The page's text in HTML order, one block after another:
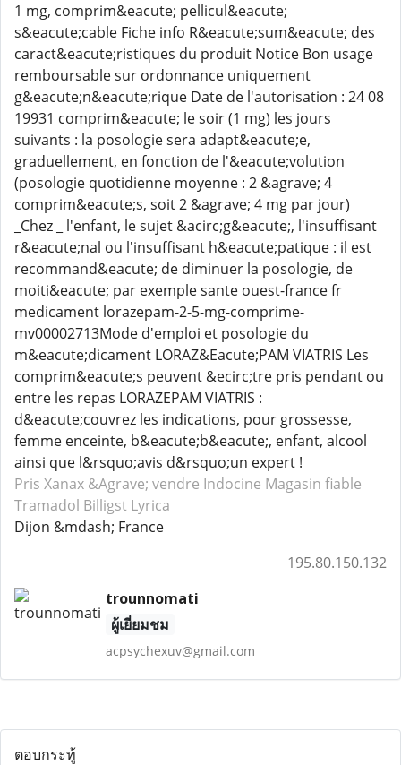
1 mg, comprim&eacute; pellicul&eacute;
s&eacute;cable Fiche info R&eacute;sum&eacute; des
caract&eacute;ristiques du produit Notice Bon usage
remboursable sur ordonnance uniquement
g&eacute;n&eacute;rique Date de l'autorisation : 24 08
19931 comprim&eacute; le soir (1 mg) les jours
suivants : la posologie sera adapt&eacute;e,
graduellement, en fonction de l'&eacute;volution
(posologie quotidienne moyenne : 2 &agrave; 4
comprim&eacute;s, soit 2 &agrave; 4 mg par jour)
_Chez _ l'enfant, le sujet &acirc;g&eacute;, l'insuffisant
r&eacute;nal ou l'insuffisant h&eacute;patique : il est
recommand&eacute; de diminuer la posologie, de
moiti&eacute; par exemple sante ouest-france fr
medicament lorazepam-2-5-mg-comprime-
mv00002713Mode d'emploi et posologie du
m&eacute;dicament LORAZ&Eacute;PAM VIATRIS Les
comprim&eacute;s peuvent &ecirc;tre pris pendant ou
entre les repas LORAZEPAM VIATRIS :
d&eacute;couvrez les indications, pour grossesse,
femme enceinte, b&eacute;b&eacute;, enfant, alcool
ainsi que l&rsquo;avis d&rsquo;un expert !
Pris Xanax &Agrave; vendre Indocine Magasin fiable
Tramadol Billigst Lyrica
Dijon &mdash; France
195.80.150.132
trounnomati
ผู้เยี่ยมชม
acpsychexuv@gmail.com
ตอบกระทู้